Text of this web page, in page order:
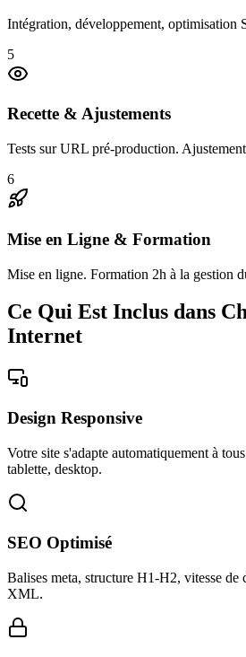
Intégration, développement, optimisation
5
Recette & Ajustements
Tests sur URL pré-production.
6
Mise en Ligne & Formation
Mise en ligne. Formation 2h à la gestion
Ce Qui Est Inclus dans
Internet
Design Responsive
Votre site s'adapte automatiquement à
tablette, desktop.
SEO Optimisé
Balises meta, structure H1-H2, vitesse de
XML.